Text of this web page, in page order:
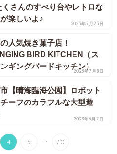
くさんのすべり台やレトロな
楽しいよ♪
2023年7月25日
人気焼き菓子店！
BIRD KITCHEN（ス
ギングバードキッチン）
2023年7月8日
【晴海臨海公園】ロボット
ーフのカラフルな大型遊
2023年6月7日
4 5 ... 70